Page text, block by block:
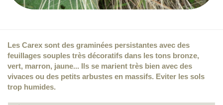
Les Carex sont des graminées persistantes avec des
feuillages souples très décoratifs dans les tons bronze,
vert, marron, jaune... Ils se marient très bien avec des
vivaces ou des petits arbustes en massifs. Eviter les sols
trop humides.